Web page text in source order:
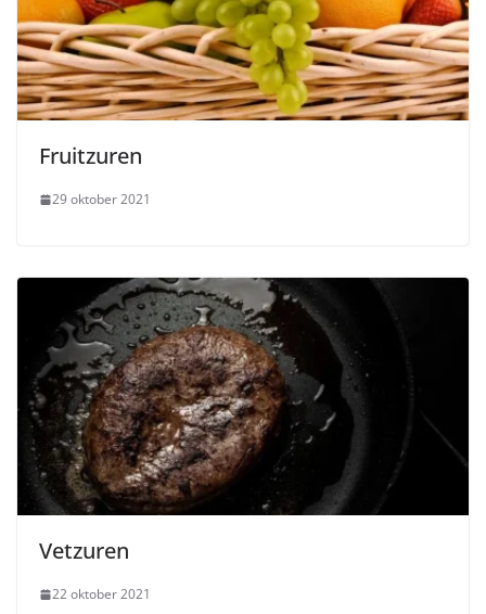
Fruitzuren
29 oktober 2021
Vetzuren
22 oktober 2021